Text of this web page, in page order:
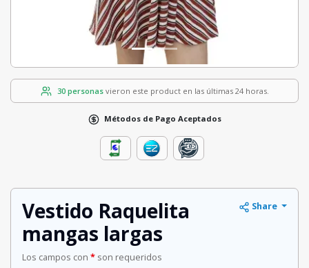
30 personasvieron este product en las últimas 24 horas.
Métodos de Pago Aceptados
Vestido Raquelita
mangas largas
Share
Los campos con * son requeridos